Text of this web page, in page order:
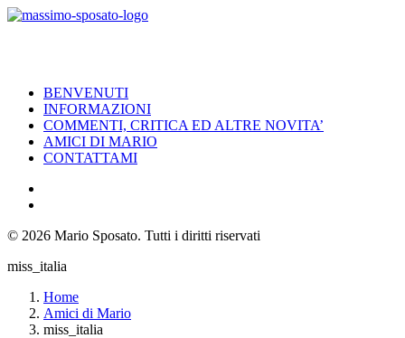
BENVENUTI
INFORMAZIONI
COMMENTI, CRITICA ED ALTRE NOVITA’
AMICI DI MARIO
CONTATTAMI
© 2026 Mario Sposato. Tutti i diritti riservati
miss_italia
Home
Amici di Mario
miss_italia